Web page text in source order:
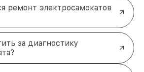
ремонт электросамокатов
за диагностику